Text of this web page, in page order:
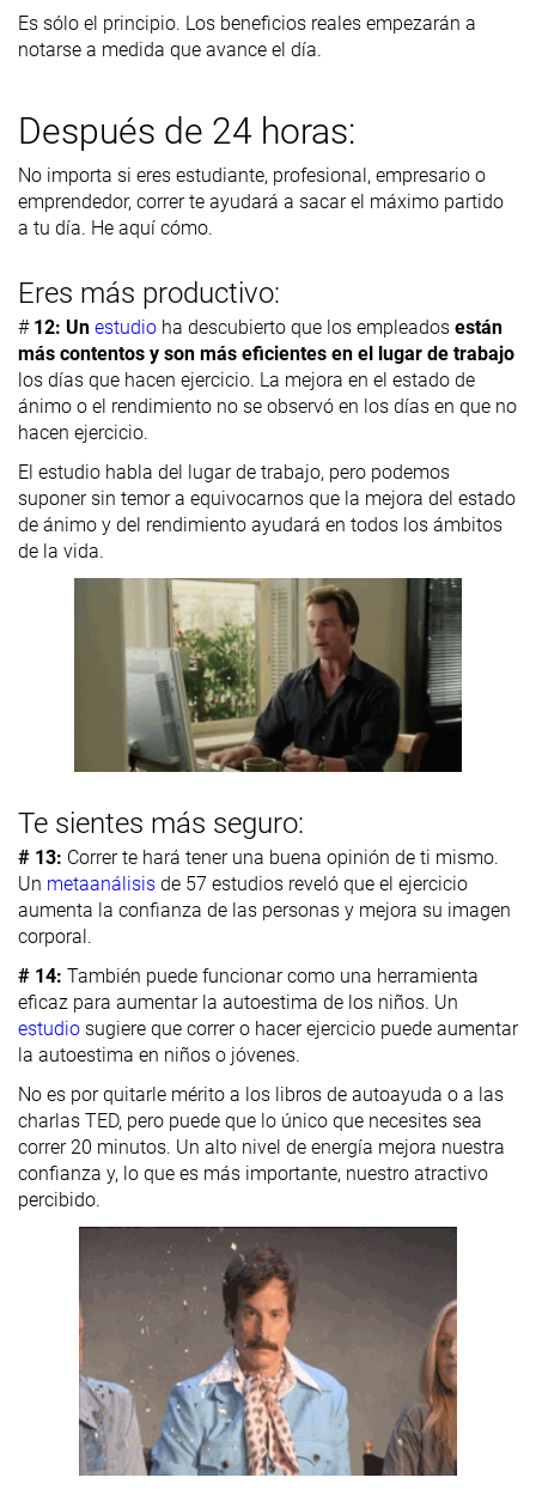
Es sólo el principio. Los beneficios reales empezarán a
notarse a medida que avance el día.
Después de 24 horas:
No importa si eres estudiante, profesional, empresario o
emprendedor, correr te ayudará a sacar el máximo partido
a tu día. He aquí cómo.
Eres más productivo:
#12: Un estudio ha descubierto que los empleados están
más contentos y son más eficientes en el lugar de trabajo
los días que hacen ejercicio. La mejora en el estado de
ánimo o el rendimiento no se observó en los días en que no
hacen ejercicio.
El estudio habla del lugar de trabajo, pero podemos
suponer sin temor a equivocarnos que la mejora del estado
de ánimo y del rendimiento ayudará en todos los ámbitos
de la vida.
Te sientes más seguro:
# 13: Correr te hará tener una buena opinión de ti mismo.
Un metaanálisis de 57 estudios reveló que el ejercicio
aumenta la confianza de las personas y mejora su imagen
corporal.
# 14: También puede funcionar como una herramienta
eficaz para aumentar la autoestima de los niños. Un
estudio sugiere que correr o hacer ejercicio puede aumentar
la autoestima en niños o jóvenes.
No es por quitarle mérito a los libros de autoayuda o a las
charlas TED, pero puede que lo único que necesites sea
correr 20 minutos. Un alto nivel de energía mejora nuestra
confianza y, lo que es más importante, nuestro atractivo
percibido.